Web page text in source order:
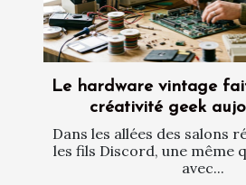
Le hardware vintage
créativité geek
Dans les allées des salons
les fils Discord, une même
avec...